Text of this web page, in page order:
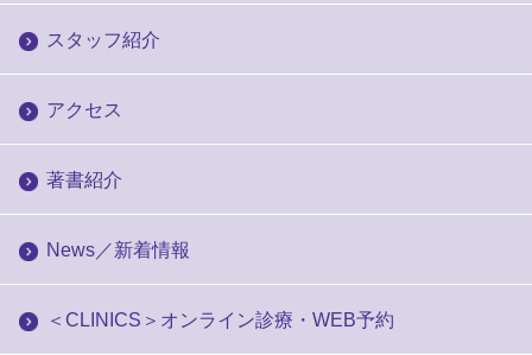
スタッフ紹介
アクセス
著書紹介
News／新着情報
＜CLINICS＞オンライン診療・WEB予約